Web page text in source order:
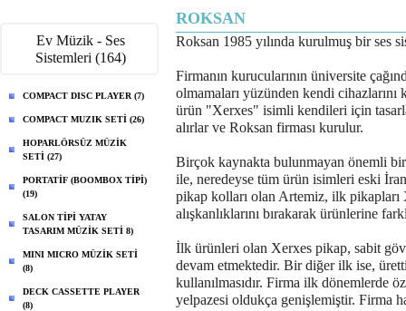
Ev Müzik - Ses
Sistemleri (164)
COMPACT DISC PLAYER (7)
COMPACT MUZIK SETİ (26)
HOPARLÖRSÜZ MÜZİK
SETİ (27)
PORTATİF (BOOMBOX TİPİ)
(19)
SALON TİPİ YATAY
TASARIM MÜZİK SETİ 8)
MINI MICRO MÜZİK SETİ
(8)
DECK CASSETTE PLAYER
(8)
ROKSAN
Roksan 1985 yılında kurulmuş bir ses
Firmanın kurucularının üniversite
olmamaları yüzünden kendi cihazlarını
ürün "Xerxes" isimli kendileri için
alırlar ve Roksan firması kurulur.
Birçok kaynakta bulunmayan önemli bir
ile, neredeyse tüm ürün isimleri eski
pikap kolları olan Artemiz, ilk
alışkanlıklarını bırakarak ürünlerine
İlk ürünleri olan Xerxes pikap, sabit
devam etmektedir. Bir diğer ilk ise,
kullanılmasıdır. Firma ilk dönemlerde
yelpazesi oldukça genişlemiştir. Firma